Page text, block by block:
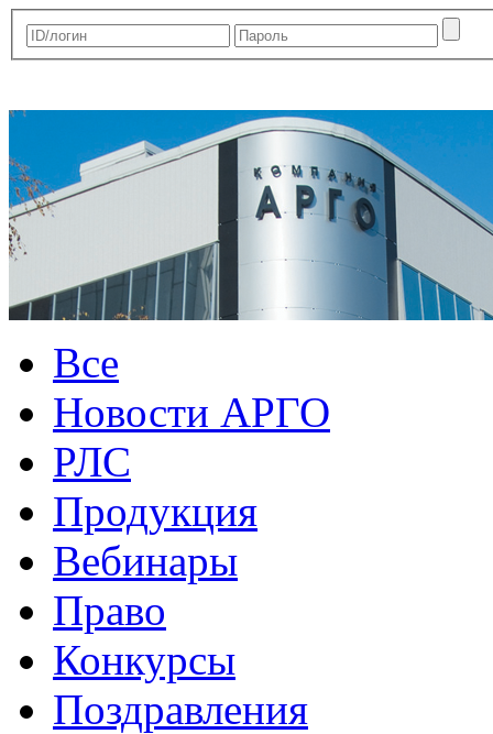
Все
Новости АРГО
РЛС
Продукция
Вебинары
Право
Конкурсы
Поздравления